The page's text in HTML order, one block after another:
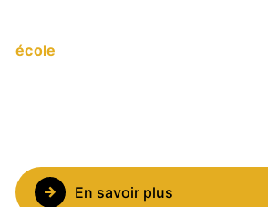
renseignements nécessaires à
école
En savoir plus